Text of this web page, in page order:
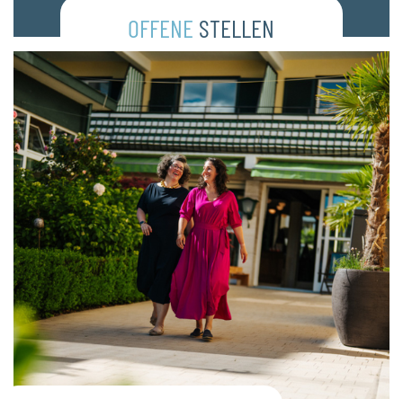
OFFENE STELLEN